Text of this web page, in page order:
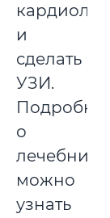
кардиолога
и
сделать
УЗИ.
Подробнее
о
лечебнице
можно
узнать